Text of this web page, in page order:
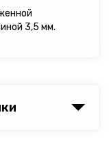
3,5 мм.